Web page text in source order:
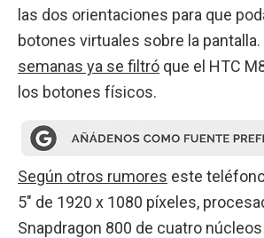
las dos orientaciones para que
botones virtuales sobre la pantalla.
semanas ya se filtró que el HTC
los botones físicos.
Según otros rumores este
5″ de 1920 x 1080 píxeles,
Snapdragon 800 de cuatro núcleos